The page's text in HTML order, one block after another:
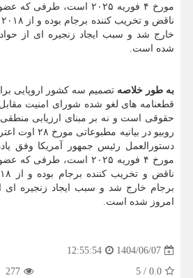
مورخ ۴ فوریه ۲۰۲۵ است،
خارج شد و سبب ایجاد زنجیره ای از
شده است.
به طور خلاصه تصمیم سه کشور اروپایی
قطعنامه های لغو شده شورای امنیت مقابل
حقوقی است و نه بر مبنای ارزیابی
روبیو در بیانیه
مورخ ۴ فوریه ۲۰۲۵ است،
برجام خارج شد و سبب ایجاد زنجیره ای
امروز شده است.
1404/06/07
12:55:54
0.0
/
5
277